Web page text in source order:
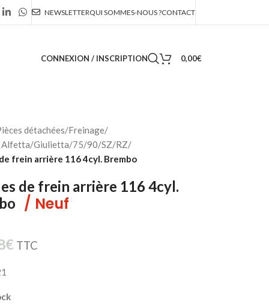
NEWSLETTERQUI SOMMES-NOUS ?CONTACT
CONNEXION / INSCRIPTION 0,00€
détachées/Freinage/
Giulietta/75/90/SZ/RZ/
frein arrière 116 4cyl. Brembo
de frein arrière 116 4cyl.
/ Neuf
€ TTC